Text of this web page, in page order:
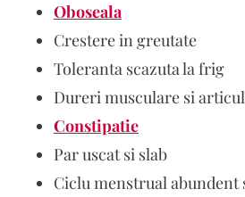
Oboseala
Crestere in greutate
Toleranta scazuta la frig
Dureri musculare si
Constipatie
Par uscat si slab
Ciclu menstrual abundent